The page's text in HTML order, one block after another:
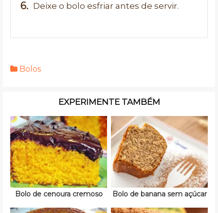
Deixe o bolo esfriar antes de servir.
Bolos
EXPERIMENTE TAMBÉM
Bolo de cenoura cremoso Bolo de banana sem açúcar